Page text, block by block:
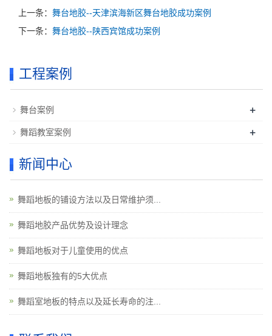
上一条： 舞台地胶--天津滨海新区舞台地胶成功案例
下一条： 舞台地胶--陕西宾馆成功案例
工程案例
舞台案例 +
舞蹈教室案例 +
新闻中心
舞蹈地板的铺设方法以及日常维护须...
舞蹈地胶产品优势及设计理念
舞蹈地板对于儿童使用的优点
舞蹈地板独有的5大优点
舞蹈室地板的特点以及延长寿命的注...